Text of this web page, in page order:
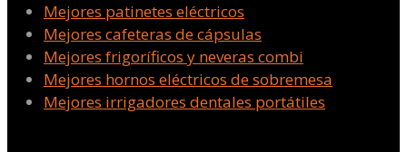
Mejores patinetes eléctricos
Mejores cafeteras de cápsulas
Mejores frigoríficos y neveras combi
Mejores hornos eléctricos de sobremesa
Mejores irrigadores dentales portátiles